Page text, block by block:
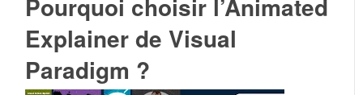
Pourquoi choisir l’Animated
Explainer de Visual
Paradigm ?